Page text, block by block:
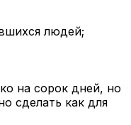
людей;
на сорок дней, но
сделать как для